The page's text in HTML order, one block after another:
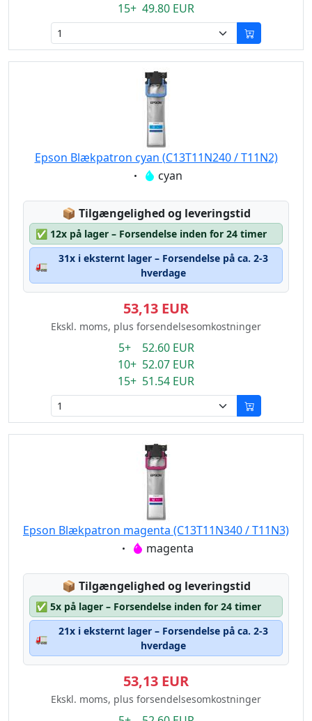
15+ 49.80 EUR
Epson Blækpatron cyan (C13T11N240 / T11N2)
Eigenschaft:
cyan
📦 Lagerstatus:
Tilgængelighed og leveringstid
✅ 12x på lager – Forsendelse inden for 24 timer
🚛
31x i eksternt lager – Forsendelse på ca. 2-3
hverdage
53,13 EUR
Ekskl. moms, plus forsendelsesomkostninger
5+ 52.60 EUR
10+ 52.07 EUR
15+ 51.54 EUR
Epson Blækpatron magenta (C13T11N340 / T11N3)
Eigenschaft:
magenta
📦 Lagerstatus:
Tilgængelighed og leveringstid
✅ 5x på lager – Forsendelse inden for 24 timer
🚛
21x i eksternt lager – Forsendelse på ca. 2-3
hverdage
53,13 EUR
Ekskl. moms, plus forsendelsesomkostninger